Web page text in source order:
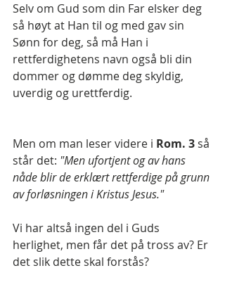
Selv om Gud som din Far elsker deg
så høyt at Han til og med gav sin
Sønn for deg, så må Han i
rettferdighetens navn også bli din
dommer og dømme deg skyldig,
uverdig og urettferdig.
Men om man leser videre i Rom. 3 så
står det: "Men ufortjent og av hans
nåde blir de erklært rettferdige på grunn
av forløsningen i Kristus Jesus."
Vi har altså ingen del i Guds
herlighet, men får det på tross av? Er
det slik dette skal forstås?